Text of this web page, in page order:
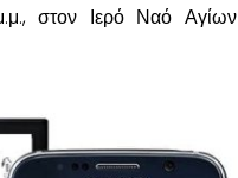
στον Ιερό Ναό Αγίων